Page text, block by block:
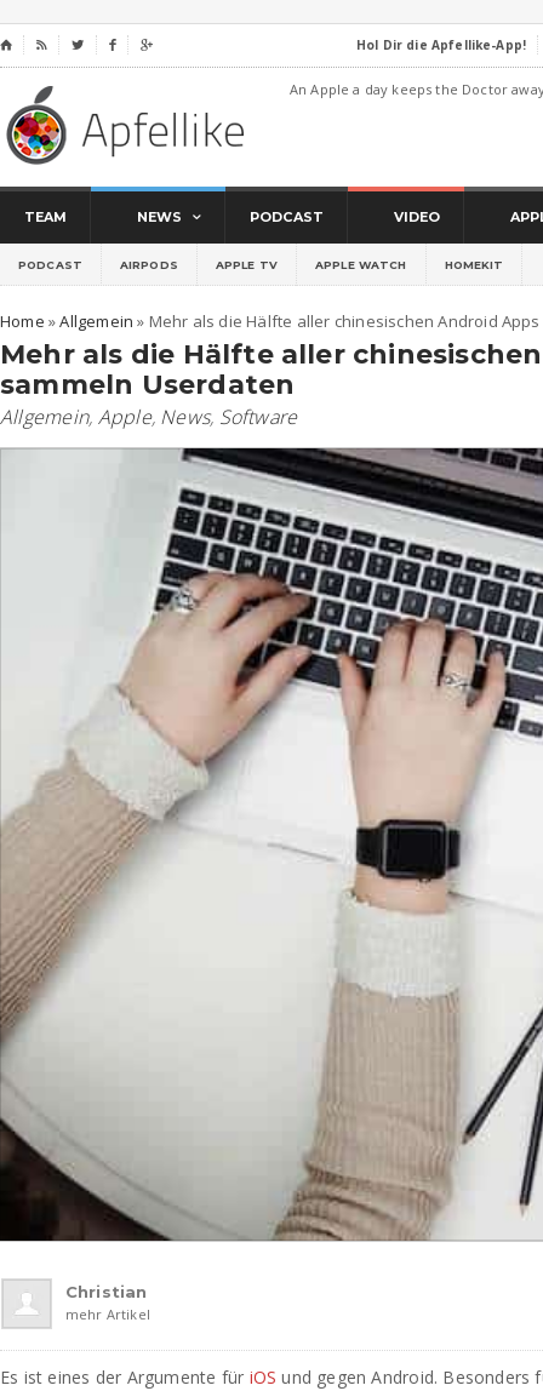
⌂     Hol Dir die Apfellike-App!
An Apple a day keeps the Doctor
TEAM NEWS PODCAST VIDEO
PODCAST AIRPODS APPLE TV APPLE WATCH HOMEKIT
Home »Allgemein » Mehr als die Hälfte aller chinesischen Android
Mehr als die Hälfte aller
sammeln Userdaten
Allgemein, Apple, News, Software
Christian
mehr Artikel
Es ist eines der Argumente für iOS und gegen Android. Besonders